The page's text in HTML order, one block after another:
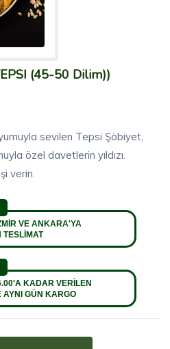
(45-50 Dilim))
sevilen Tepsi Şöbiyet,
özel davetlerin yıldızı.
verin.
VE ANKARA'YA
TESLİMAT
KADAR VERİLEN
AYNI GÜN KARGO